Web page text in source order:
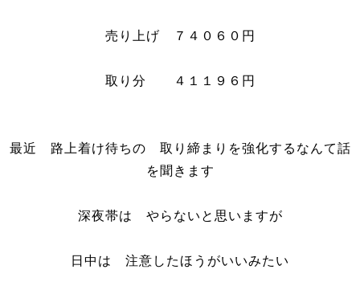
売り上げ ７４０６０円
取り分 ４１１９６円
最近 路上着け待ちの 取り締まりを強化するなんて話
を聞きます
深夜帯は やらないと思いますが
日中は 注意したほうがいいみたい